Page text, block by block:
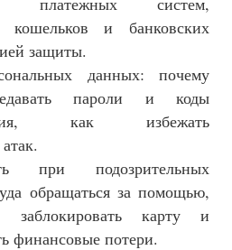
кошельков и банковских
защиты.
данных: почему
пароли и коды
как избежать
при подозрительных
обращаться за помощью,
заблокировать карту и
финансовые потери.